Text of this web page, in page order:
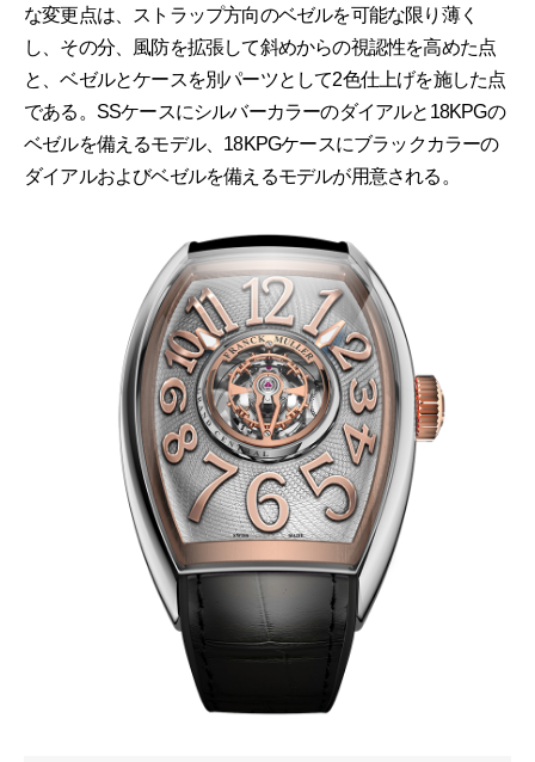
な変更点は、ストラップ方向のベゼルを可能な限り薄く
し、その分、風防を拡張して斜めからの視認性を高めた点
と、ベゼルとケースを別パーツとして2色仕上げを施した点
である。SSケースにシルバーカラーのダイアルと18KPGの
ベゼルを備えるモデル、18KPGケースにブラックカラーの
ダイアルおよびベゼルを備えるモデルが用意される。